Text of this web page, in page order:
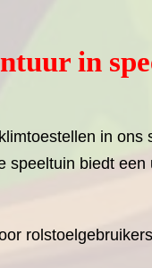
in
in ons
speeltuin biedt